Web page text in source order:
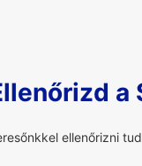
a
ellenőrizni